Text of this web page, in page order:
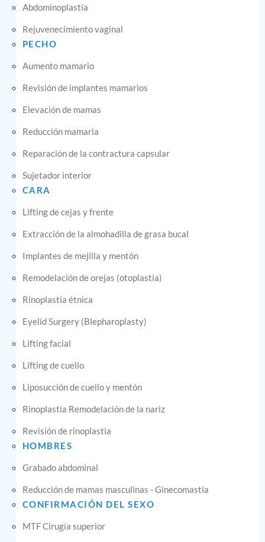
Abdominoplastia
Rejuvenecimiento vaginal
PECHO
Aumento mamario
Revisión de implantes mamarios
Elevación de mamas
Reducción mamaria
Reparación de la contractura capsular
Sujetador interior
CARA
Lifting de cejas y frente
Extracción de la almohadilla de grasa bucal
Implantes de mejilla y mentón
Remodelación de orejas (otoplastia)
Rinoplastia étnica
Eyelid Surgery (Blepharoplasty)
Lifting facial
Lifting de cuello
Liposucción de cuello y mentón
Rinoplastia Remodelación de la nariz
Revisión de rinoplastia
HOMBRES
Grabado abdominal
Reducción de mamas masculinas - Ginecomastia
CONFIRMACIÓN DEL SEXO
MTF Cirugía superior